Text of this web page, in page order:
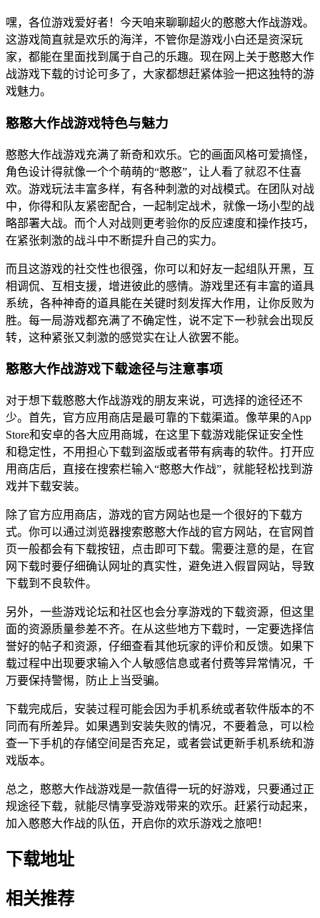
嘿，各位游戏爱好者！今天咱来聊聊超火的憨憨大作战游戏。
这游戏简直就是欢乐的海洋，不管你是游戏小白还是资深玩
家，都能在里面找到属于自己的乐趣。现在网上关于憨憨大作
战游戏下载的讨论可多了，大家都想赶紧体验一把这独特的游
戏魅力。
憨憨大作战游戏特色与魅力
憨憨大作战游戏充满了新奇和欢乐。它的画面风格可爱搞怪，
角色设计得就像一个个萌萌的“憨憨”，让人看了就忍不住喜
欢。游戏玩法丰富多样，有各种刺激的对战模式。在团队对战
中，你得和队友紧密配合，一起制定战术，就像一场小型的战
略部署大战。而个人对战则更考验你的反应速度和操作技巧，
在紧张刺激的战斗中不断提升自己的实力。
而且这游戏的社交性也很强，你可以和好友一起组队开黑，互
相调侃、互相支援，增进彼此的感情。游戏里还有丰富的道具
系统，各种神奇的道具能在关键时刻发挥大作用，让你反败为
胜。每一局游戏都充满了不确定性，说不定下一秒就会出现反
转，这种紧张又刺激的感觉实在让人欲罢不能。
憨憨大作战游戏下载途径与注意事项
对于想下载憨憨大作战游戏的朋友来说，可选择的途径还不
少。首先，官方应用商店是最可靠的下载渠道。像苹果的App
Store和安卓的各大应用商城，在这里下载游戏能保证安全性
和稳定性，不用担心下载到盗版或者带有病毒的软件。打开应
用商店后，直接在搜索栏输入“憨憨大作战”，就能轻松找到游
戏并下载安装。
除了官方应用商店，游戏的官方网站也是一个很好的下载方
式。你可以通过浏览器搜索憨憨大作战的官方网站，在官网首
页一般都会有下载按钮，点击即可下载。需要注意的是，在官
网下载时要仔细确认网址的真实性，避免进入假冒网站，导致
下载到不良软件。
另外，一些游戏论坛和社区也会分享游戏的下载资源，但这里
面的资源质量参差不齐。在从这些地方下载时，一定要选择信
誉好的帖子和资源，仔细查看其他玩家的评价和反馈。如果下
载过程中出现要求输入个人敏感信息或者付费等异常情况，千
万要保持警惕，防止上当受骗。
下载完成后，安装过程可能会因为手机系统或者软件版本的不
同而有所差异。如果遇到安装失败的情况，不要着急，可以检
查一下手机的存储空间是否充足，或者尝试更新手机系统和游
戏版本。
总之，憨憨大作战游戏是一款值得一玩的好游戏，只要通过正
规途径下载，就能尽情享受游戏带来的欢乐。赶紧行动起来，
加入憨憨大作战的队伍，开启你的欢乐游戏之旅吧！
下载地址
相关推荐